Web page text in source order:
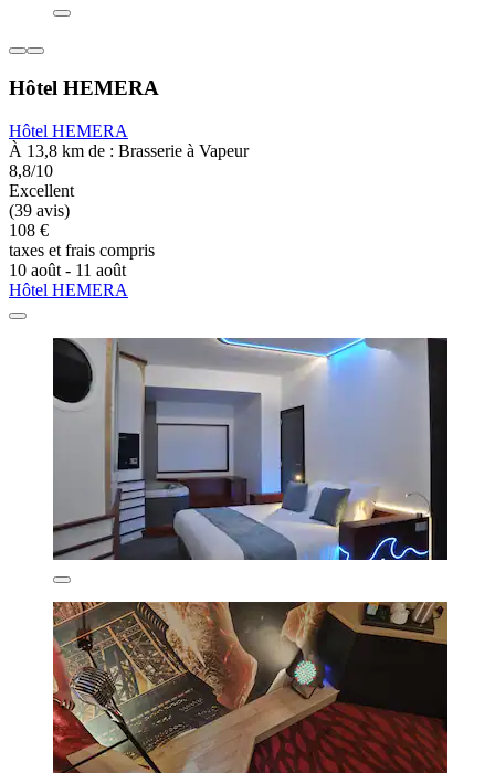
Hôtel HEMERA
Hôtel HEMERA
À 13,8 km de : Brasserie à Vapeur
8,8/10
Excellent
(39 avis)
108 €
taxes et frais compris
10 août - 11 août
Hôtel HEMERA